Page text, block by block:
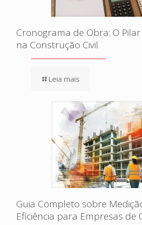
Cronograma de Obra: O
na Construção Civil
Leia mais
Guia Completo sobre
Eficiência para Empresas de